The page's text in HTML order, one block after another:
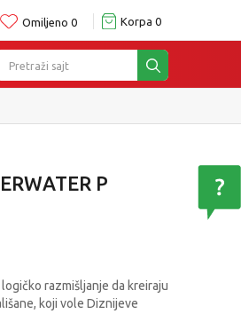
Omiljeno 0 Korpa 0
Pretraži sajt
P
razmišljanje da kreiraju
koji vole Diznijeve